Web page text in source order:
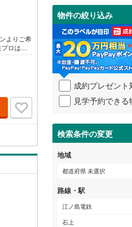
よりご希
ロは藤
い！ ----
の作
宅ロー
らえる、
ら始ま
宅探しの
受
け
取
る
・
条
件
を
イ
ペ
ジ
に
保
存
す
る
物件の絞り込み
成約プレゼント
見学予約できる
検索条件の変更
地域
都道府県 未選択
路線・駅
江ノ島電鉄
石上
東海道新幹線(190)
東京メトロ丸ノ内方南
) 東京メトロ千代田線(
東京メトロ南北線(
都営三田線(1,225)
横浜市営地下鉄ブルー
いすみ鉄道
銚子電気鉄道
制震構造（0）
低層マンション（4
下）（1）
小学校まで1km以内
ゲストルーム（1
ＴＶモニタ付インタ
（11 ）